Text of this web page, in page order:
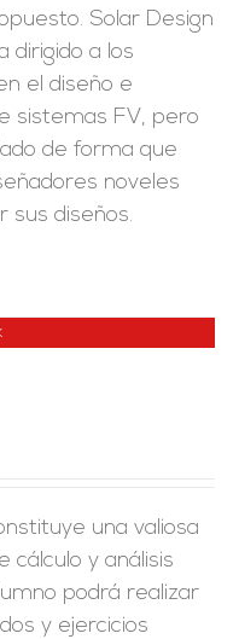
Solar Design
dirigido a los
el diseño e
sistemas FV, pero
de forma que
noveles
sus diseños.
una valiosa
cálculo y análisis
podrá realizar
y ejercicios